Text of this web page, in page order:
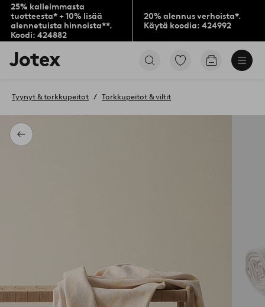
25% kalleimmasta
tuotteesta* + 10% lisää
alennetuista hinnoista**.
Koodi: 424882
20% alennus verhoista*.
Käytä koodia: 424992
Jotex-
logo
aloitussivulle
Siirry
Siirry
Takaisin
Tyynyt & torkkupeitot Torkkupeitot & viltit